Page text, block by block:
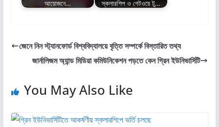
আয়োজনে…
স্কলারশিপ ও গেটওয়ে টু…
জেনে নিন স্ট্যানফোর্ড বিশ্ববিদ্যালয়ে বৃত্তি সম্পর্কে বিস্তারিত তথ্য
জার্নালিজম অ্যান্ড মিডিয়া কমিউনিকেশন পড়তে কেন গ্রিন ইউনিভার্সিটি
You May Also Like